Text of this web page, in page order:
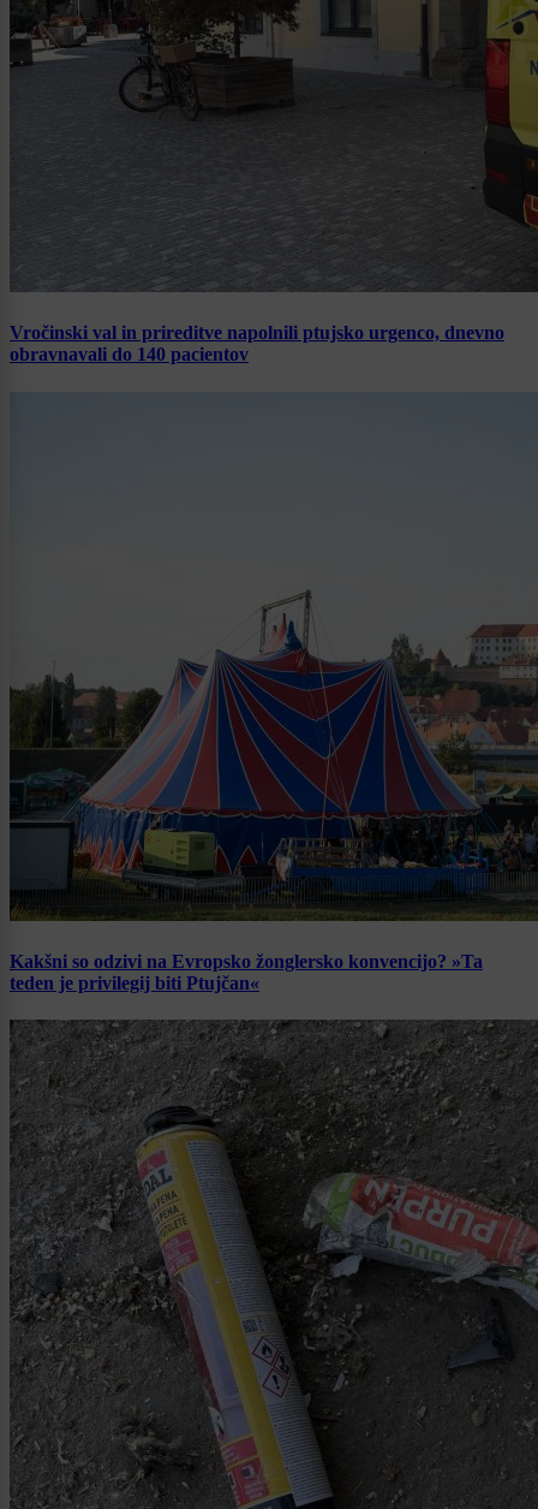
Vročinski val in prireditve napolnili ptujsko urgenco, dnevno
obravnavali do 140 pacientov
Kakšni so odzivi na Evropsko žonglersko konvencijo? »Ta
teden je privilegij biti Ptujčan«